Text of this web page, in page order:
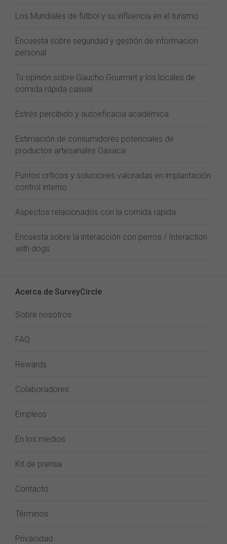
Los Mundiales de fútbol y su influencia en el turismo
Encuesta sobre seguridad y gestión de informacion
personal
Tu opinión sobre Gaucho Gourmet y los locales de
comida rápida casual
Estrés percibido y autoeficacia académica
Estimación de consumidores potenciales de
productos artesanales Oaxaca
Puntos críticos y soluciones valoradas en implantación
control interno
Aspectos relacionados con la comida rapida
Encuesta sobre la interacción con perros / Interaction
with dogs
Acerca de SurveyCircle
Sobre nosotros
FAQ
Rewards
Colaboradores
Empleos
En los medios
Kit de prensa
Contacto
Términos
Privacidad